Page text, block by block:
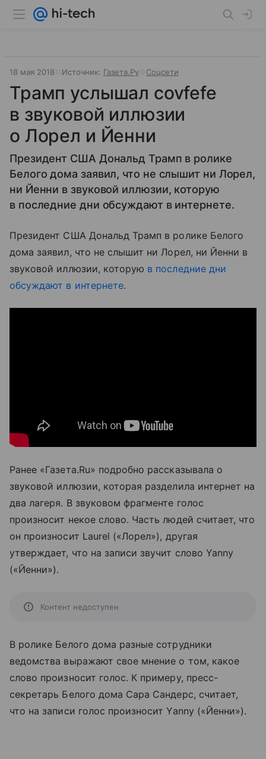
18 мая 2018 Источник: Газета.Ру Соцсети
Трамп услышал covfefe
в звуковой иллюзии
о Лорел и Йенни
Президент США Дональд Трамп в ролике
Белого дома заявил, что не слышит ни Лорел,
ни Йенни в звуковой иллюзии, которую
в последние дни обсуждают в интернете.
Президент США Дональд Трамп в ролике Белого
дома заявил, что не слышит ни Лорел, ни Йенни в
звуковой иллюзии, которую в последние дни
обсуждают в интернете.
Ранее «Газета.Ru» подробно рассказывала о
звуковой иллюзии, которая разделила интернет на
два лагеря. В звуковом фрагменте голос
произносит некое слово. Часть людей считает, что
он произносит Laurel («Лорел»), другая
утверждает, что на записи звучит слово Yanny
(«Йенни»).
Контент недоступен
В ролике Белого дома разные сотрудники
ведомства выражают свое мнение о том, какое
слово произносит голос. К примеру, пресс-
секретарь Белого дома Сара Сандерс, считает,
что на записи голос произносит Yanny («Йенни»).